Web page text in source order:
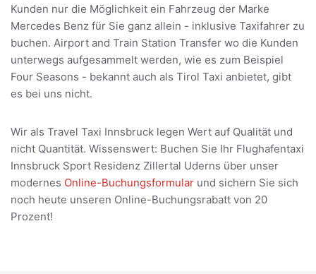
Kunden nur die Möglichkeit ein Fahrzeug der Marke
Mercedes Benz für Sie ganz allein - inklusive Taxifahrer zu
buchen. Airport and Train Station Transfer wo die Kunden
unterwegs aufgesammelt werden, wie es zum Beispiel
Four Seasons - bekannt auch als Tirol Taxi anbietet, gibt
es bei uns nicht.
Wir als Travel Taxi Innsbruck legen Wert auf Qualität und
nicht Quantität. Wissenswert: Buchen Sie Ihr Flughafentaxi
Innsbruck Sport Residenz Zillertal Uderns über unser
modernes Online-Buchungsformular und sichern Sie sich
noch heute unseren Online-Buchungsrabatt von 20
Prozent!